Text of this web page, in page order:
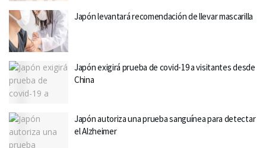
Japón levantará recomendación de llevar mascarilla
Japón exigirá prueba de covid-19 a visitantes desde
China
Japón autoriza una prueba sanguínea para detectar
el Alzheimer